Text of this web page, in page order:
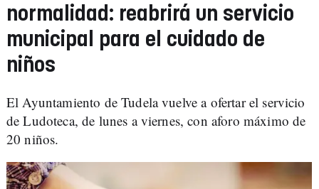
normalidad: reabrirá un servicio
municipal para el cuidado de
niños
El Ayuntamiento de Tudela vuelve a ofertar el servicio
de Ludoteca, de lunes a viernes, con aforo máximo de
20 niños.